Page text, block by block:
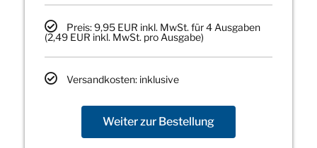
Preis: 9,95 EUR inkl. MwSt. für 4 Ausgaben
(2,49 EUR inkl. MwSt. pro Ausgabe)
Versandkosten: inklusive
Weiter zur Bestellung